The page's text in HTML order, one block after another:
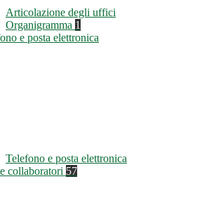
Articolazione degli uffici
Organigramma 1
e posta elettronica
Telefono e posta elettronica
collaboratori 57